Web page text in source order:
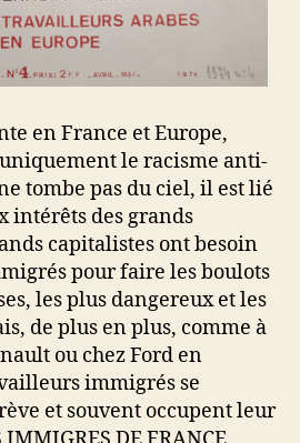
en France et Europe,
le racisme anti-
tombe pas du ciel, il est lié
intérêts des grands
capitalistes ont besoin
pour faire les boulots
les plus dangereux et les
de plus en plus, comme à
ou chez Ford en
immigrés se
et souvent occupent leur